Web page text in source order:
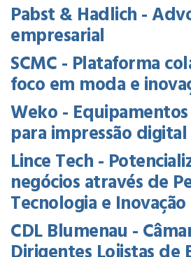
Pabst & Hadlich -
empresarial
SCMC - Plataforma
foco em moda e
Weko -
para impressão digital
Lince Tech -
negócios através de
Tecnologia e Inovação
CDL Blumenau -